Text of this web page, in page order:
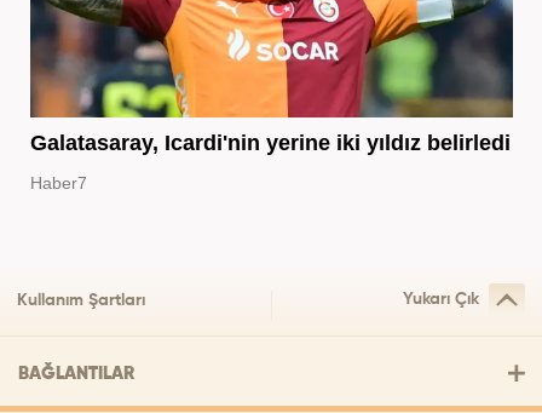
Galatasaray, Icardi'nin yerine iki yıldız belirledi
Haber7
Kullanım Şartları Yukarı Çık
BAĞLANTILAR